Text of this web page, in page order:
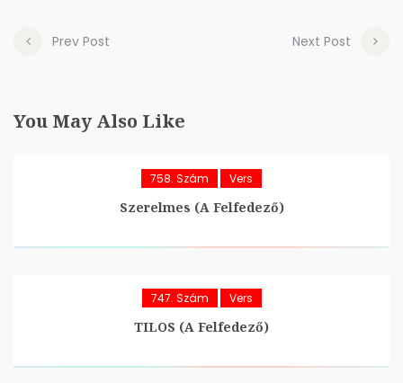
Prev Post Next Post
You May Also Like
758. Szám Vers
Szerelmes (A Felfedező)
747. Szám Vers
TILOS (A Felfedező)